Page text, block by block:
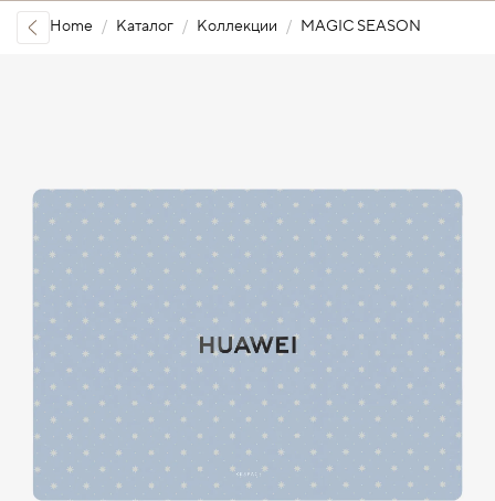
Home Каталог Коллекции MAGIC SEASON